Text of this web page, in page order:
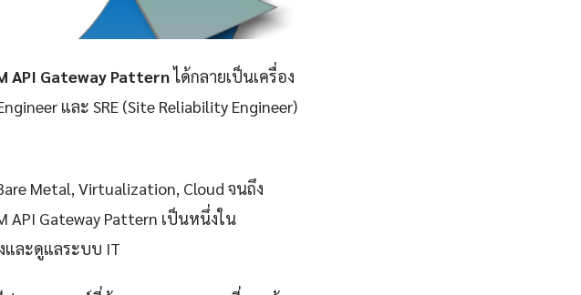
API Gateway Patternได้กลายเป็นเครื่อง
และ SRE (Site Reliability Engineer)
Metal, Virtualization, Cloud จนถึง
API Gateway Pattern เป็นหนึ่งใน
และดูแลระบบ IT